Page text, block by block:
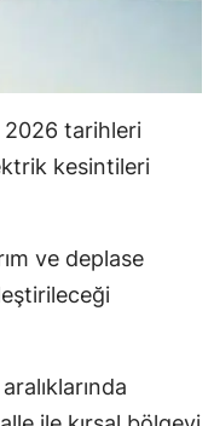
2026 tarihleri
kesintileri
ve deplase